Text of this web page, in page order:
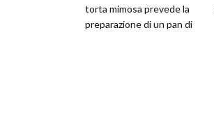
torta mimosa prevede la
preparazione di un pan di